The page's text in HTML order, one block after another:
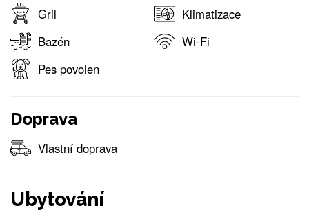
Gril
Klimatizace
Bazén
Wi-Fi
Pes povolen
Doprava
Vlastní doprava
Ubytování